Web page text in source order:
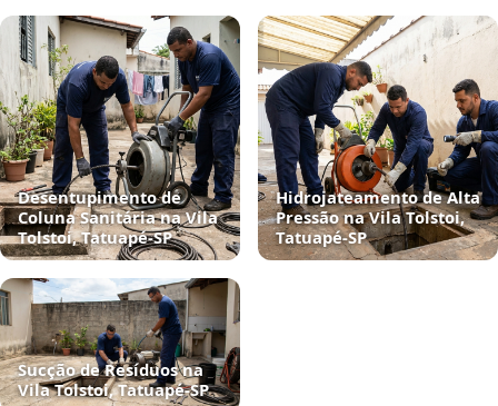
Desentupimento de
Coluna Sanitária na Vila
Tolstoi, Tatuapé‑SP
Hidrojateamento de Alta
Pressão na Vila Tolstoi,
Tatuapé‑SP
Sucção de Resíduos na
Vila Tolstoi, Tatuapé‑SP